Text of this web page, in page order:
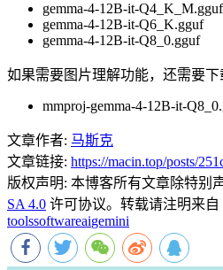
gemma-4-12B-it-Q4_K_M.gguf
gemma-4-12B-it-Q6_K.gguf
gemma-4-12B-it-Q8_0.gguf
如果需要图片理解功能，还需要下
mmproj-gemma-4-12B-it-
文章作者: 马斯克
文章链接: https://macin.top/posts/
版权声明: 本博客所有文章除特别
SA 4.0 许可协议。转载请注明来自
toolssoftwareaigemini